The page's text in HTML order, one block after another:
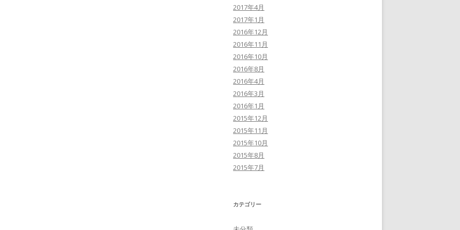
2017年4月
2017年1月
2016年12月
2016年11月
2016年10月
2016年8月
2016年4月
2016年3月
2016年1月
2015年12月
2015年11月
2015年10月
2015年8月
2015年7月
カテゴリー